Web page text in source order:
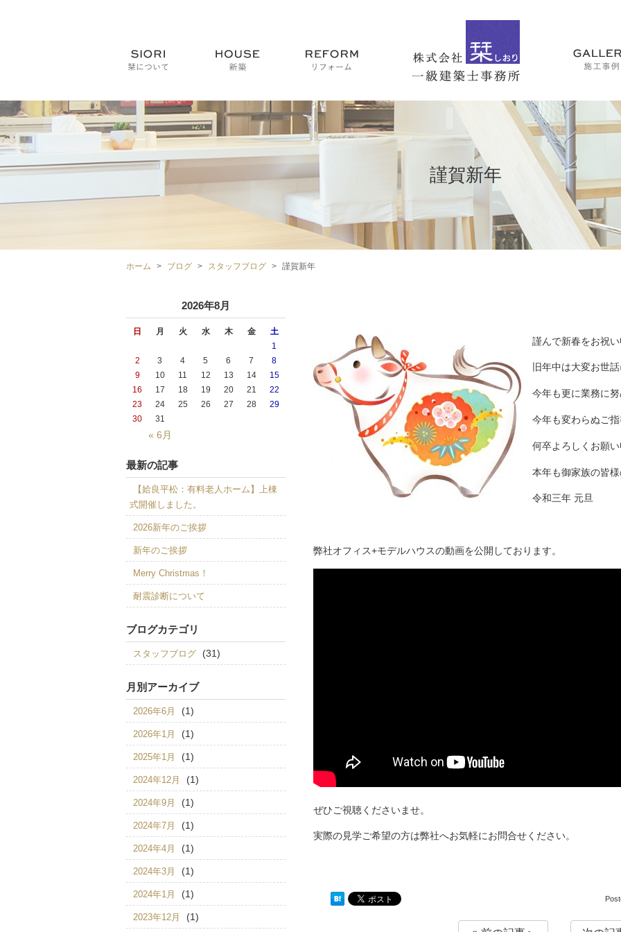
謹賀新年
ホーム ブログ スタッフブログ 謹賀新年
謹んで新春をお祝
旧年中は大変お世
今年も更に業務に
今年も変わらぬご
何卒よろしくお願
本年も御家族の皆
令和三年 元旦
弊社オフィス+モデルハウスの動画を公開しております。
ぜひご視聴くださいませ。
実際の見学ご希望の方は弊社へお気軽にお問合せください。
2026年8月
日 月 火 水 木 金 土
« 6月
1
2
3 4 5 6 7
8
9
10 11 12 13 14
15
16
17 18 19 20 21
22
23
24 25 26 27 28
29
30
31
最新の記事
【姶良平松：有料老人ホーム】上棟
式開催しました。
2026新年のご挨拶
新年のご挨拶
Merry Christmas！
耐震診断について
ブログカテゴリ
スタッフブログ (31)
月別アーカイブ
2026年6月 (1)
2026年1月 (1)
2025年1月 (1)
2024年12月 (1)
2024年9月 (1)
2024年7月 (1)
2024年4月 (1)
2024年3月 (1)
2024年1月 (1)
2023年12月 (1)